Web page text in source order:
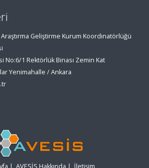
Geliştirme Kurum Koordinatörlüğü
No:6/1 Rektörlük Binası Zemin Kat
Yenimahalle / Ankara
| AVESİS Hakkında | İletişim